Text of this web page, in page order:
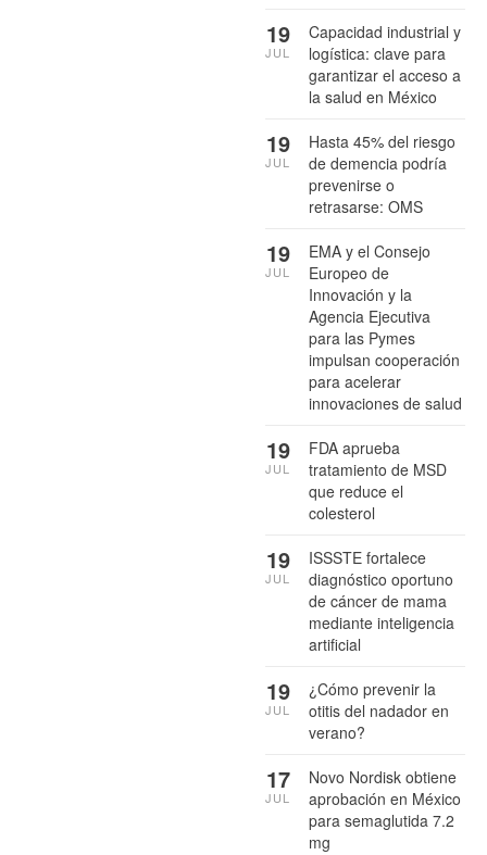
Capacidad industrial y
logística: clave para
garantizar el acceso a
la salud en México
19
JUL
Hasta 45% del riesgo
de demencia podría
prevenirse o
retrasarse: OMS
19
JUL
EMA y el Consejo
Europeo de
Innovación y la
Agencia Ejecutiva
para las Pymes
impulsan cooperación
para acelerar
innovaciones de salud
19
JUL
FDA aprueba
tratamiento de MSD
que reduce el
colesterol
19
JUL
ISSSTE fortalece
diagnóstico oportuno
de cáncer de mama
mediante inteligencia
artificial
19
JUL
¿Cómo prevenir la
otitis del nadador en
verano?
19
JUL
Novo Nordisk obtiene
aprobación en México
para semaglutida 7.2
mg
17
JUL